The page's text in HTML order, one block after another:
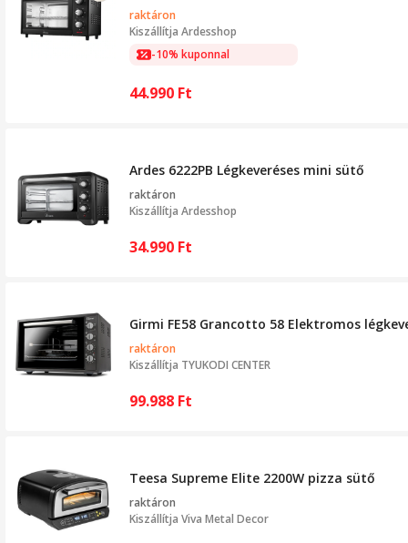
raktáron
Kiszállítja Ardesshop
-10% kuponnal
44.990 Ft
Ardes 6222PB Légkeveréses mini sütő
raktáron
Kiszállítja Ardesshop
34.990 Ft
Girmi FE58 Grancotto 58 Elektromos
raktáron
Kiszállítja TYUKODI CENTER
99.988 Ft
Teesa Supreme Elite 2200W pizza sütő
raktáron
Kiszállítja Viva Metal Decor